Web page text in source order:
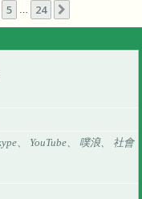
5 24
、 YouTube、 噗浪、 社會